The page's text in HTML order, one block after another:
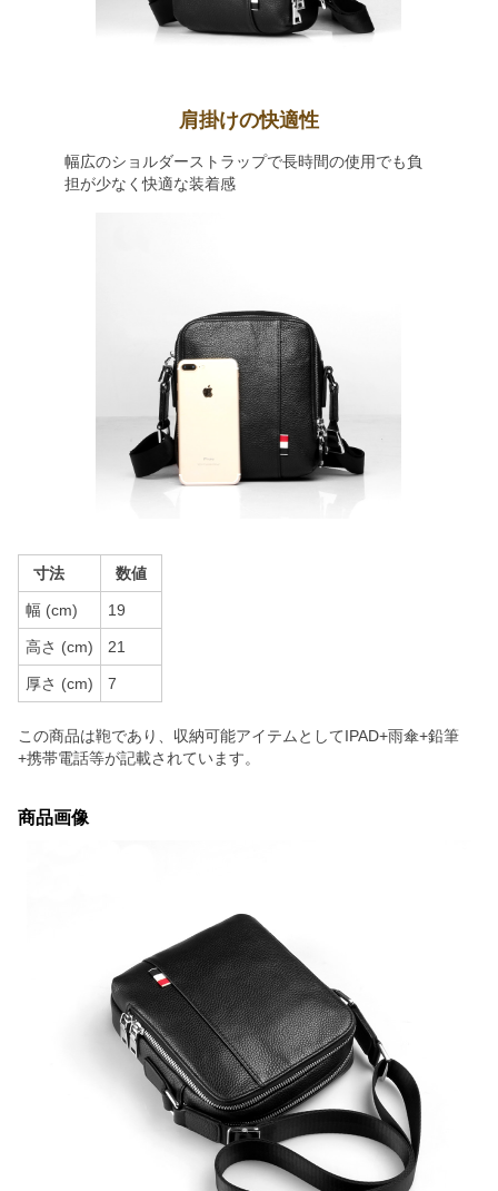
肩掛けの快適性
幅広のショルダーストラップで長時間の使用でも負
担が少なく快適な装着感
寸法 数値
幅 (cm) 19
高さ (cm) 21
厚さ (cm) 7
この商品は鞄であり、収納可能アイテムとしてIPAD+雨傘+鉛筆
+携帯電話等が記載されています。
商品画像